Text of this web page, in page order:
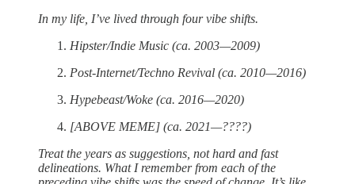
In my life, I’ve lived through four vibe shifts.
Hipster/Indie Music (ca. 2003—2009)
Post-Internet/Techno Revival (ca. 2010—2016)
Hypebeast/Woke (ca. 2016—2020)
[ABOVE MEME] (ca. 2021—????)
Treat the years as suggestions, not hard and fast
delineations. What I remember from each of the